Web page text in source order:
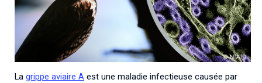
La grippe aviaire A est une maladie infectieuse causée par